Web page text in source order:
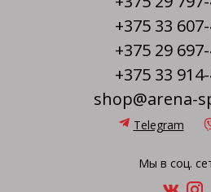
+375 33
+375 29
+375 33
shop@arena-
Telegram
Мы в соц.